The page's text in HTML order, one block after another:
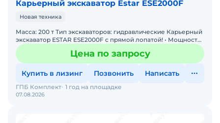
Карьерный экскаватор Estar ESE2000F
Новая техника
Масса: 200 т Тип экскаваторов: гидравлические Карьерный
экскаватор ESTAR ESE2000F с прямой лопатой! • Мощность:
Двигатель 810 кВт • Производительность: Ковш
Цена по запросу
Купить в лизинг Позвонить Написать
07.08.2026
ГПБ Комплект 1 год на площадке